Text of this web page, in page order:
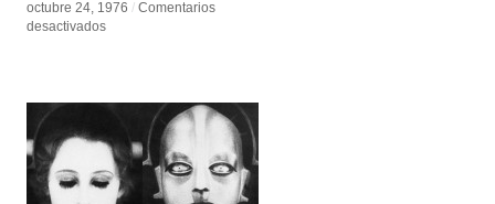
octubre 24, 1976 / Comentarios
desactivadosen
octubre 24, 1976 / Comentarios
desactivadosen